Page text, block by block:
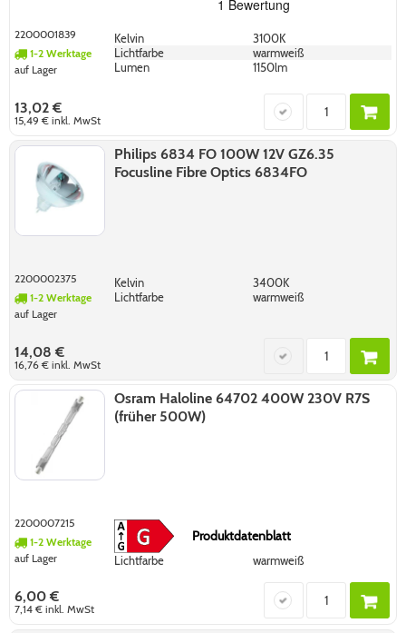
2200001839
1-2 Werktage
auf Lager
Kelvin
3100K
Lichtfarbe
warmweiß
Lumen
1150lm
13,02 €
15,49 €inkl. MwSt
Philips 6834 FO 100W 12V GZ6.35
Focusline Fibre Optics 6834FO
2200002375
1-2 Werktage
auf Lager
Kelvin
3400K
Lichtfarbe
warmweiß
14,08 €
16,76 €inkl. MwSt
Osram Haloline 64702 400W 230V R7S
(früher 500W)
2200007215
1-2 Werktage
auf Lager
Produktdatenblatt
Lichtfarbe warmweiß
6,00 €
7,14 €inkl. MwSt